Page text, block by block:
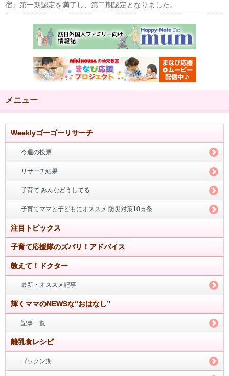
宿』第一期認定を満了し、第二期認定となりました。
メニュー
Weeklyゴーゴーリサーチ
今週の投票
リサーチ結果
子育て みんなどうしてる
子育てママと子どもにオススメ 防災対策10ヵ条
注目トピックス
子育て応援隊のズバリ！アドバイス
教えて！ドクター
最新・オススメ記事
輝くママのNEWSな“おはなし”
記事一覧
離乳食レシピ
ゴックン期